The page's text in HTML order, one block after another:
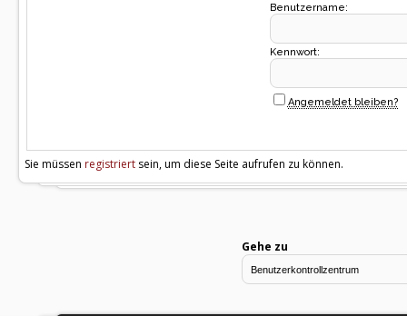
Benutzername:
Kennwort:
Angemeldet bleiben?
Sie müssen registriert sein, um diese Seite aufrufen zu können.
Gehe zu